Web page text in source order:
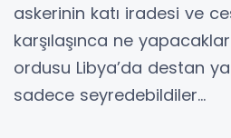
askerinin katı iradesi ve
karşılaşınca ne
ordusu Libya’da destan
sadece seyredebildiler…